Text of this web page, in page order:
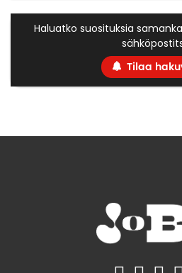
Haluatko suosituksia
Tilaa